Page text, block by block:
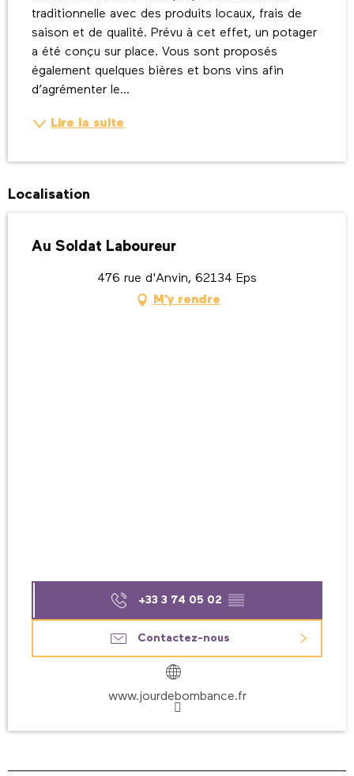
traditionnelle avec des produits locaux, frais de
saison et de qualité. Prévu à cet effet, un potager
a été conçu sur place. Vous sont proposés
également quelques bières et bons vins afin
d’agrémenter le...
Lire la suite
Localisation
Au Soldat Laboureur
476 rue d'Anvin, 62134 Eps
M'y rendre
+33 3 74 05 02 ▒▒
Contactez-nous
www.jourdebombance.fr